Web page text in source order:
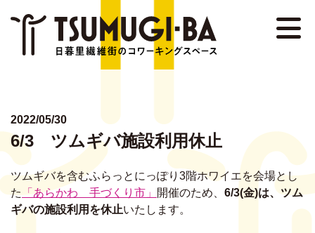
NEWS
EVENT
DETAIL
STAFF
MEMBER
2022/05/30
6/3 ツムギバ施設利用休止
ツムギバを含むふらっとにっぽり3階ホワイエを会場とし
た「あらかわ 手づくり市」 開催のため、 6/3(金)は、ツム
ギバの施設利用を休止いたします。